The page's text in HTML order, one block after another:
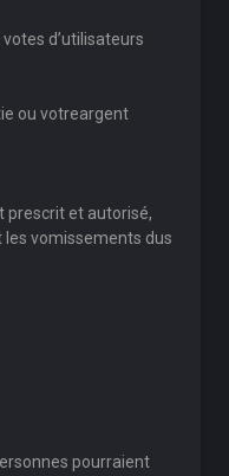
d’utilisateurs
ou votreargent
prescrit et autorisé,
les vomissements dus
pourraient